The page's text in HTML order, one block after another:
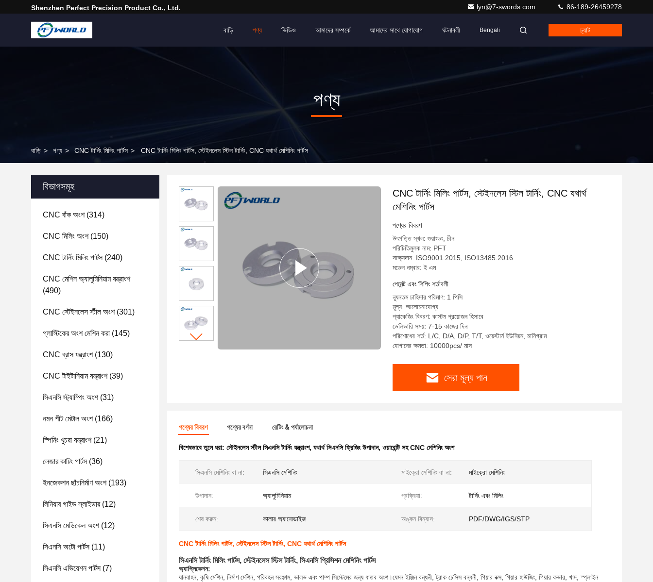
Shenzhen Perfect Precision Product Co., Ltd. lyn@7-swords.com 86-189-26459278
বাড়ি পণ্য ভিডিও আমাদের সম্পর্কে আমাদের সাথে যোগাযোগ ঘটনাবলী Bengali চ্যাট
পণ্য
বাড়ি > পণ্য > CNC টার্নিং মিলিং পার্টস > CNC টার্নিং মিলিং পার্টস, স্টেইনলেস স্টিল টার্নিং, CNC যথার্থ মেশিনিং পার্টস
বিভাগসমূহ
CNC বাঁক অংশ(314)
CNC মিলিং অংশ(150)
CNC টার্নিং মিলিং পার্টস(240)
CNC মেশিন অ্যালুমিনিয়াম যন্ত্রাংশ
(490)
CNC স্টেইনলেস স্টীল অংশ(301)
প্লাস্টিকের অংশ মেশিন করা (145)
CNC ব্রাস যন্ত্রাংশ(130)
CNC টাইটানিয়াম যন্ত্রাংশ(39)
সিএনসি স্ট্যাম্পিং অংশ(31)
নমন শীট মেটাল অংশ(166)
স্পিনিং খুচরা যন্ত্রাংশ(21)
লেজার কাটিং পার্টস(36)
ইনজেকশন ছাঁচনির্মাণ অংশ(193)
লিনিয়ার গাইড স্লাইডার(12)
সিএনসি মেডিকেল অংশ(12)
সিএনসি অটো পার্টস(11)
সিএনসি এভিয়েশন পার্টস(7)
CNC টার্নিং মিলিং পার্টস, স্টেইনলেস স্টিল টার্নিং, CNC যথার্থ
মেশিনিং পার্টস
পণ্যের বিবরণ
উৎপত্তি স্থল: গুয়াংডং, চীন
পরিচিতিমুলক নাম: PFT
সাক্ষ্যদান: ISO9001:2015, ISO13485:2016
মডেল নম্বার: ই এম
পেমেন্ট এবং শিপিং শর্তাবলী
ন্যূনতম চাহিদার পরিমাণ: 1 পিসি
মূল্য: আলোচনাযোগ্য
প্যাকেজিং বিবরণ: কাস্টম প্রয়োজন হিসাবে
ডেলিভারি সময়: 7-15 কাজের দিন
পরিশোধের শর্ত: L/C, D/A, D/P, T/T, ওয়েস্টার্ন ইউনিয়ন, মানিগ্রাম
যোগানের ক্ষমতা: 10000pcs/ মাস
সেরা মূল্য পান
পণ্যের বিবরণ পণ্যের বর্ণনা রেটিং & পর্যালোচনা
বিশেষভাবে তুলে ধরা: স্টেইনলেস স্টীল সিএনসি টার্নিং যন্ত্রাংশ, যথার্থ সিএনসি ফ্রিজিং উপাদান, ওয়ারেন্টি সহ CNC মেশিনিং অংশ
সিএনসি মেশিনিং বা না: সিএনসি মেশিনিং মাইক্রো মেশিনিং বা না: মাইক্রো মেশিনিং
উপাদান: অ্যালুমিনিয়াম প্রক্রিয়া: টার্নিং এবং মিলিং
শেষ করুন: কালার অ্যানোডাইজ অঙ্কন বিন্যাস: PDF/DWG/IGS/STP
CNC টার্নিং মিলিং পার্টস, স্টেইনলেস স্টিল টার্নিং, CNC যথার্থ মেশিনিং পার্টস
সিএনসি টার্নিং মিলিং পার্টস, স্টেইনলেস স্টিল টার্নিং, সিএনসি প্রিসিশন মেশিনিং পার্টস
অ্যাপ্লিকেশন:
যানবাহন, কৃষি মেশিন, নির্মাণ মেশিন, পরিবহন সরঞ্জাম, ভালভ এবং পাম্প সিস্টেমের জন্য ধাতব অংশ।যেমন ইঞ্জিন বন্ধনী, ট্রাক চেসিস বন্ধনী, গিয়ার বক্স, গিয়ার হাউজিং, গিয়ার কভার, খাদ, স্প্লাইন